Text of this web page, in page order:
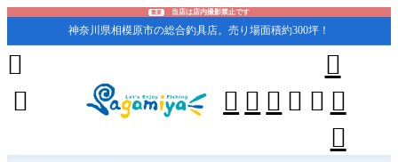
重要 当店は店内撮影禁止です
神奈川県相模原市の総合釣具店。売り場面積約300坪！
    




